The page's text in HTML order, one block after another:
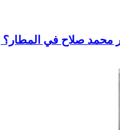
صلاح في المطار؟